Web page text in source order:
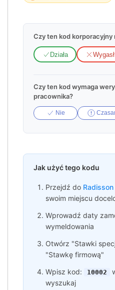
Czy ten kod korporacyjny
Działa Wygasł
Czy ten kod wymaga
pracownika?
Nie
Jak użyć tego kodu
Przejdź do Radisson
swoim miejscu
Wprowadź daty
wymeldowania
Otwórz "Stawki
"Stawkę firmową"
Wpisz kod:
10002
wyszukaj